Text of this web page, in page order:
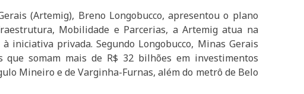
(Artemig), Breno Longobucco, apresentou o plano
Mobilidade e Parcerias, a Artemig atua na
iniciativa privada. Segundo Longobucco, Minas Gerais
somam mais de R$ 32 bilhões em investimentos
Mineiro e de Varginha-Furnas, além do metrô de Belo